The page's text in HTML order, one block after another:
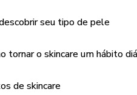
seu tipo de pele
tornar o skincare um hábito
de skincare